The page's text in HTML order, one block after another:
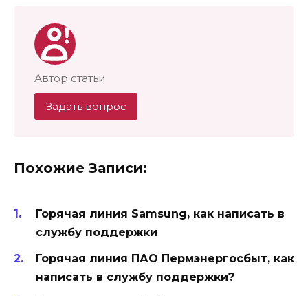
Автор статьи
Задать вопрос
Похожие Записи:
Горячая линия Samsung, как написать в
службу поддержки
Горячая линия ПАО Пермэнергосбыт, как
написать в службу поддержки?